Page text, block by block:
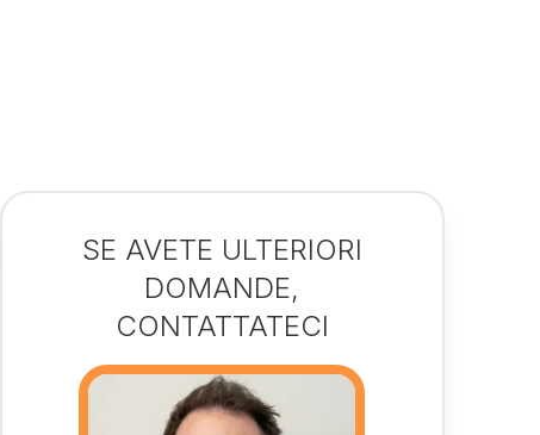
SE AVETE ULTERIORI
DOMANDE,
CONTATTATECI